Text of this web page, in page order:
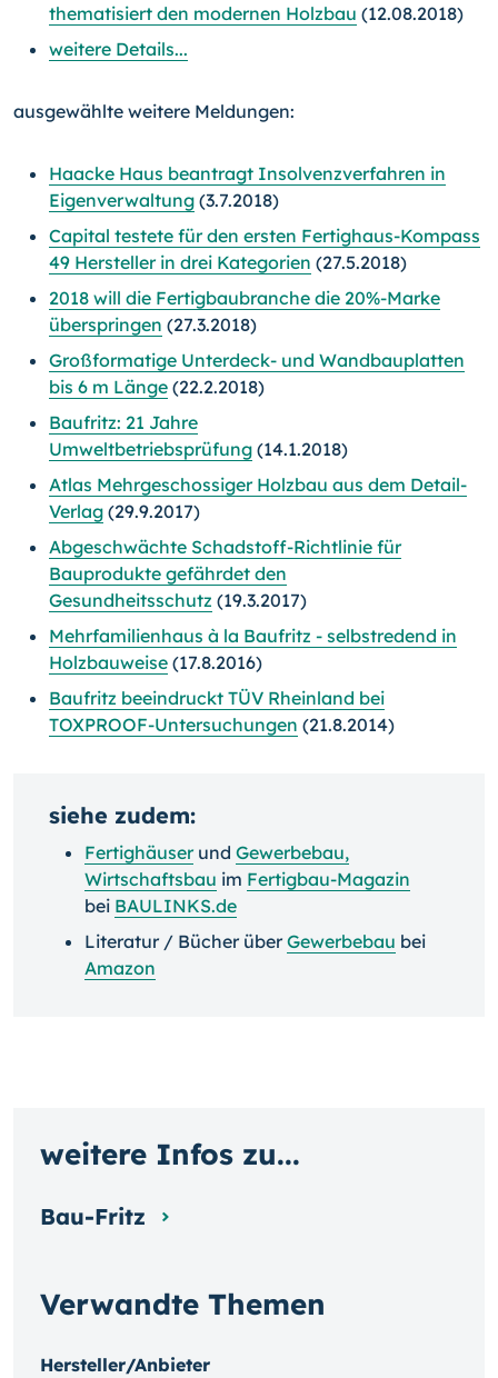
thematisiert den modernen Holzbau (12.08.2018)
weitere Details...
ausgewählte weitere Meldungen:
Haacke Haus beantragt Insolvenzverfahren in
Eigenverwaltung (3.7.2018)
Capital testete für den ersten Fertighaus-Kompass
49 Hersteller in drei Kategorien (27.5.2018)
2018 will die Fertigbaubranche die 20%-Marke
überspringen (27.3.2018)
Großformatige Unterdeck- und Wandbauplatten
bis 6 m Länge (22.2.2018)
Baufritz: 21 Jahre
Umweltbetriebsprüfung (14.1.2018)
Atlas Mehrgeschossiger Holzbau aus dem Detail-
Verlag (29.9.2017)
Abgeschwächte Schadstoff-Richtlinie für
Bauprodukte gefährdet den
Gesundheitsschutz (19.3.2017)
Mehrfamilienhaus à la Baufritz - selbstredend in
Holzbauweise (17.8.2016)
Baufritz beeindruckt TÜV Rheinland bei
TOXPROOF-Untersuchungen (21.8.2014)
siehe zudem:
Fertighäuserund Gewerbebau,
Wirtschaftsbau im Fertigbau-Magazin
bei BAULINKS.de
Literatur / Bücher überGewerbebau bei
Amazon
Verwandte Themen
Hersteller/Anbieter
weitere Infos zu...
Bau-Fritz